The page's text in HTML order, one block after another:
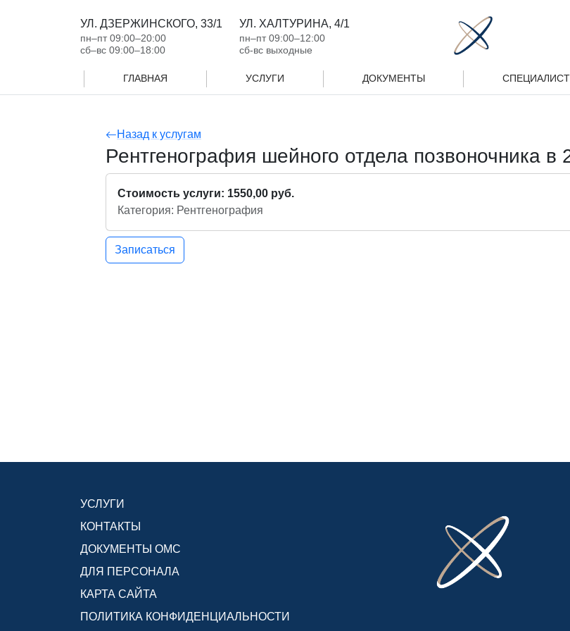
УЛ. ДЗЕРЖИНСКОГО, 33/1
пн‒пт 09:00‒20:00
сб‒вс 09:00‒18:00
УЛ. ХАЛТУРИНА, 4/1
пн‒пт 09:00‒12:00
сб-вс выходные
ГЛАВНАЯ УСЛУГИ ДОКУМЕНТЫ
Назад к услугам
Рентгенография шейного отдела позвоночника в
Стоимость услуги: 1550,00 руб.
Категория: Рентгенография
Записаться
УСЛУГИ
КОНТАКТЫ
ДОКУМЕНТЫ ОМС
ДЛЯ ПЕРСОНАЛА
КАРТА САЙТА
ПОЛИТИКА КОНФИДЕНЦИАЛЬНОСТИ